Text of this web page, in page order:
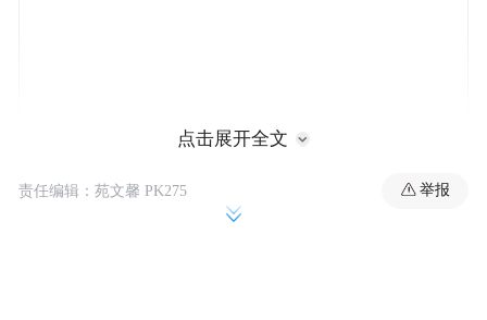
点击展开全文
责任编辑：苑文馨 PK275 举报